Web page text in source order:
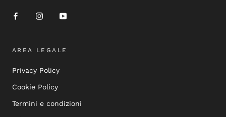
AREA LEGALE
Privacy Policy
Cookie Policy
Termini e condizioni